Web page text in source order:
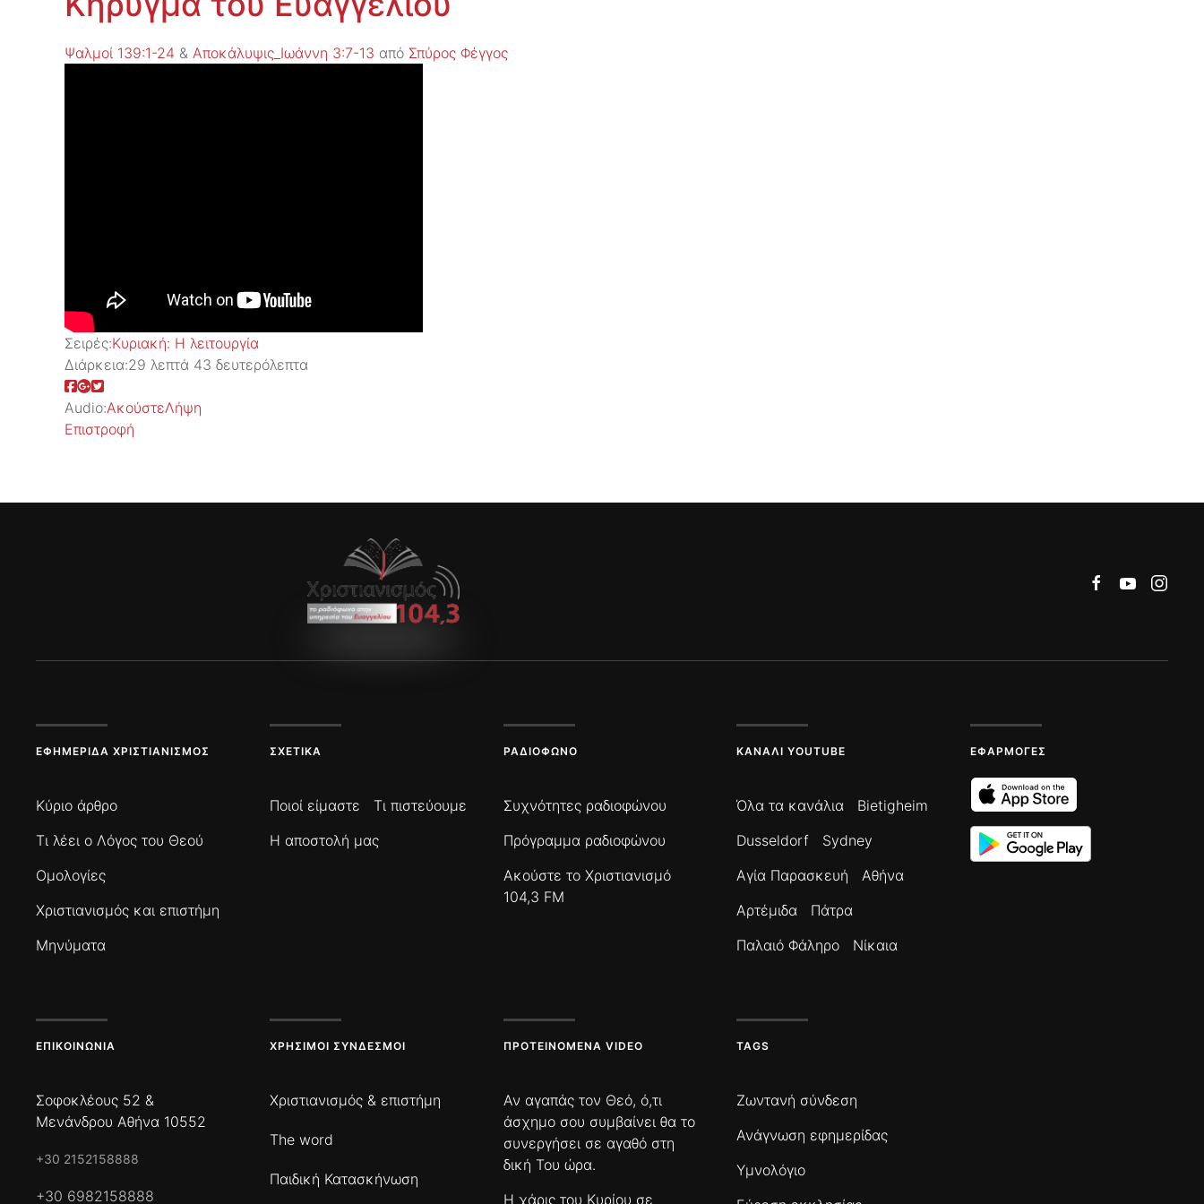
Ψαλμοί 139:1-24 & Αποκάλυψις_Ιωάννη 3:7-13 από Σπύρος Φέγγος
Σειρές:Kυριακή: H λειτουργία
Διάρκεια:29 λεπτά 43 δευτερόλεπτα
Audio:ΑκούστεΛήψη
Επιστροφή
ΕΦΗΜΕΡΊΔΑ ΧΡΙΣΤΙΑΝΙΣΜΌΣ
Κύριο άρθρο
Τι λέει ο Λόγος του Θεού
Ομολογίες
Χριστιανισμός και επιστήμη
Μηνύματα
ΣΧΕΤΙΚΆ
Ποιοί είμαστε
Τι πιστεύουμε
Η αποστολή μας
ΡΑΔΙΌΦΩΝΟ
Συχνότητες ραδιοφώνου
Πρόγραμμα ραδιοφώνου
Ακούστε το Χριστιανισμό
104,3 FM
ΚΑΝΆΛΙ YOUTUBE
Όλα τα κανάλια
Bietigheim
Dusseldorf
Sydney
Αγία Παρασκευή
Αθήνα
Αρτέμιδα
Πάτρα
Παλαιό Φάληρο
Νίκαια
ΕΦΑΡΜΟΓΈΣ
ΕΠΙΚΟΙΝΩΝΊΑ
Σοφοκλέους 52 &
Μενάνδρου Αθήνα 10552
+30 2152158888
+30 6982158888
ΧΡΉΣΙΜΟΙ ΣΎΝΔΕΣΜΟΙ
Χριστιανισμός & επιστήμη
The word
Παιδική Κατασκήνωση
ΠΡΟΤΕΙΝΌΜΕΝΑ VIDEO
Αν αγαπάς τον Θεό, ό,τι
άσχημο σου συμβαίνει θα το
συνεργήσει σε αγαθό στη
δική Του ώρα.
Η χάρις του Κυρίου σε
TAGS
Ζωντανή σύνδεση
Ανάγνωση εφημερίδας
Υμνολόγιο